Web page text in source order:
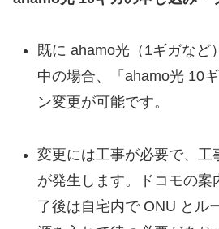
既に ahamo光（1ギガなど
中の場合、「ahamo光 10
ン変更が可能です。
変更には工事が必要で、工
が発生します。ドコモの案
了後は自宅内で ONU とル